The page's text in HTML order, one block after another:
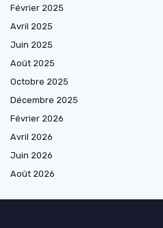
Février 2025
Avril 2025
Juin 2025
Août 2025
Octobre 2025
Décembre 2025
Février 2026
Avril 2026
Juin 2026
Août 2026